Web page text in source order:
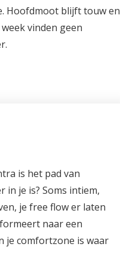
Hoofdmoot blijft touw en
vinden geen
is het pad van
je is? Soms intiem,
je free flow er laten
naar een
je comfortzone is waar